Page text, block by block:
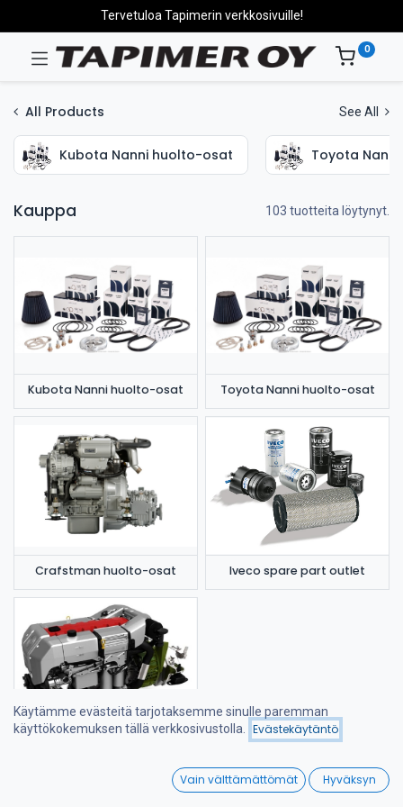
Viimeksi saapuneet
Wishlist
Tervetuloa Tapimerin verkkosivuille!
0
All Products See All
Kubota Nanni huolto-osat Toyota
Kauppa 103 tuotteita löytynyt.
Kubota Nanni huolto-osat Toyota Nanni huolto-osat
Crafstman huolto-osat Iveco spare part outlet
Käytämme evästeitä tarjotaksemme sinulle paremman
käyttökokemuksen tällä verkkosivustolla.
Evästekäytäntö
Vain välttämättömät Hyväksyn